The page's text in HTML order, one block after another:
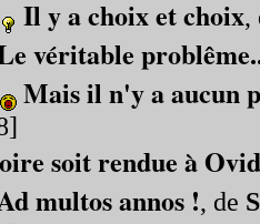
Il y a choix et choix,
véritable
Mais il n'y a aucun
soit rendue à
multos annos !, de